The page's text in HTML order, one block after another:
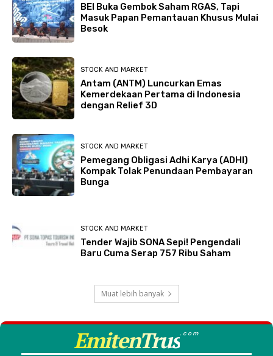
BEI Buka Gembok Saham RGAS, Tapi
Masuk Papan Pemantauan Khusus Mulai
Besok
STOCK AND MARKET
Antam (ANTM) Luncurkan Emas
Kemerdekaan Pertama di Indonesia
dengan Relief 3D
STOCK AND MARKET
Pemegang Obligasi Adhi Karya (ADHI)
Kompak Tolak Penundaan Pembayaran
Bunga
STOCK AND MARKET
Tender Wajib SONA Sepi! Pengendali
Baru Cuma Serap 757 Ribu Saham
Muat lebih banyak
EmitenTrus.com